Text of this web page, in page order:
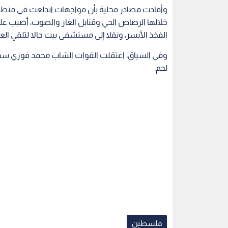
وأفادت مصادر محلية بأن مواجهات اندلعت في
خلالها الرصاص الحي وقنابل الغاز والصوت، أصيب
الفخذ الأيسر، ونقلا إلى مستشفى بيت جالا لتلقي
وفي السياق، اعتقلت القوات الشاب محمد فوزي
لحم.
فلسطين